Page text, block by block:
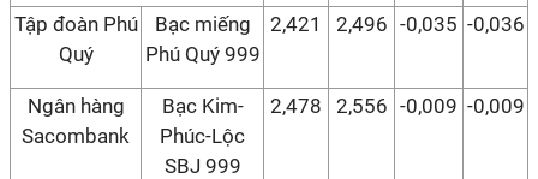
Tập đoàn Phú
Quý
Bạc miếng
Phú Quý 999
2,421 2,496 -0,035 -0,036
Ngân hàng
Sacombank
Bạc Kim-
Phúc-Lộc
SBJ 999
2,478 2,556 -0,009 -0,009